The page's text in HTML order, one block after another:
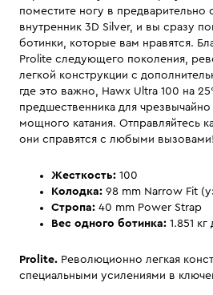
поместите ногу в
внутренник 3D Silver, и вы сразу
ботинки, которые вам нравятся.
Prolite следующего поколения,
легкой конструкции с
где это важно, Hawx Ultra 100 на
предшественника для
мощного катания. Отправляйтесь
они справятся с любыми вызовами!
Жесткость: 100
Колодка: 98 mm Narrow Fit
Стропа: 40 mm Power Strap
Вес одного ботинка: 1.851
Prolite. Революционно легкая
специальными усилениями в